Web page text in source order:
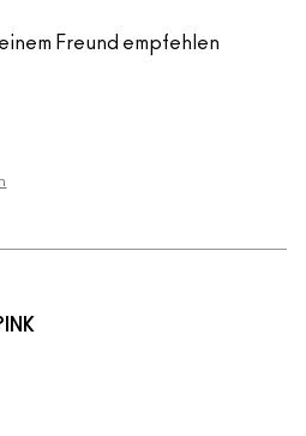
Freund empfehlen